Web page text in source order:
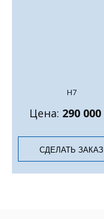
Н7
Цена: 290 000
СДЕЛАТЬ ЗАКАЗ